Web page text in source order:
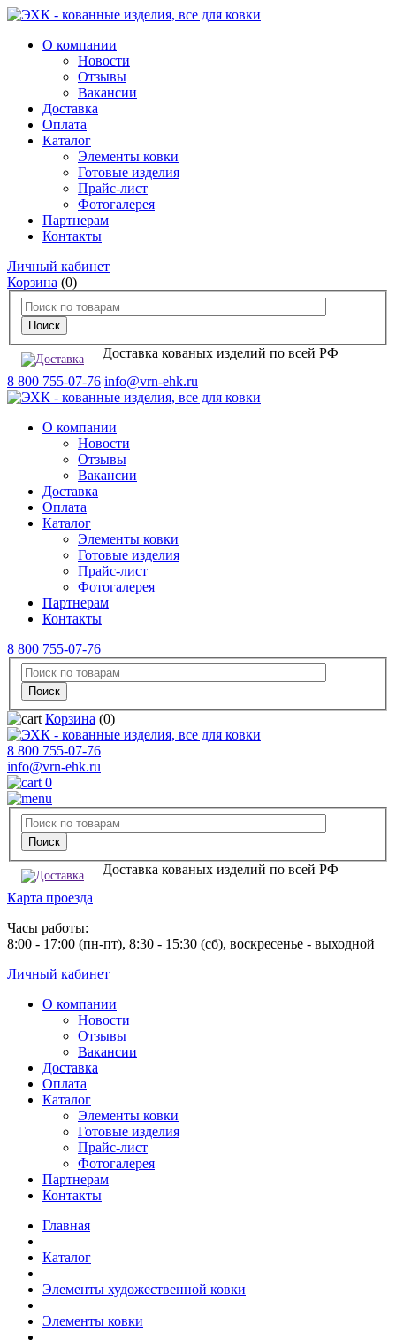
О компании
Новости
Отзывы
Вакансии
Доставка
Оплата
Каталог
Элементы ковки
Готовые изделия
Прайс-лист
Фотогалерея
Партнерам
Контакты
Личный кабинет
Корзина (0)
Доставка кованых изделий по всей РФ
8 800 755-07-76 info@vrn-ehk.ru
О компании
Новости
Отзывы
Вакансии
Доставка
Оплата
Каталог
Элементы ковки
Готовые изделия
Прайс-лист
Фотогалерея
Партнерам
Контакты
8 800 755-07-76
Корзина (0)
8 800 755-07-76
info@vrn-ehk.ru
0
Доставка кованых изделий по всей РФ
Карта проезда
Часы работы:
8:00 - 17:00 (пн-пт), 8:30 - 15:30 (сб), воскресенье - выходной
Личный кабинет
О компании
Новости
Отзывы
Вакансии
Доставка
Оплата
Каталог
Элементы ковки
Готовые изделия
Прайс-лист
Фотогалерея
Партнерам
Контакты
Главная
Каталог
Элементы художественной ковки
Элементы ковки